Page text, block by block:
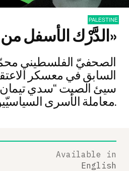
PALESTINE
«الدَّرْك الأسفل من الجحيم»
الصحفيّ الفلسطيني
السابق في معسكر
سيئ الصيت “سدي
معاملة الأسرى السياسيّين الفلسطينيّين.
Available in
English